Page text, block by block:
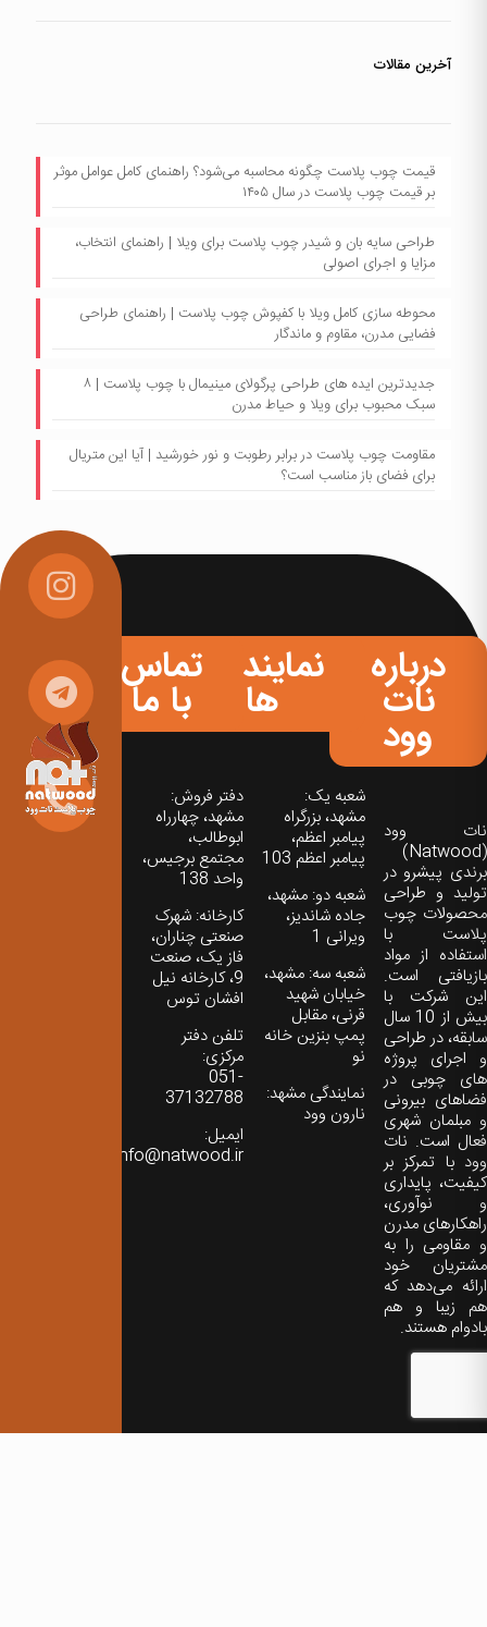
آخرین مقالات
قیمت چوب پلاست چگونه محاسبه می‌شود؟ راهنمای کامل عوامل موثر
بر قیمت چوب پلاست در سال ۱۴۰۵
طراحی سایه بان و شیدر چوب پلاست برای ویلا | راهنمای انتخاب،
مزایا و اجرای اصولی
محوطه سازی کامل ویلا با کفپوش چوب پلاست | راهنمای طراحی
فضایی مدرن، مقاوم و ماندگار
جدیدترین ایده های طراحی پرگولای مینیمال با چوب پلاست | ۸
سبک محبوب برای ویلا و حیاط مدرن
مقاومت چوب پلاست در برابر رطوبت و نور خورشید | آیا این متریال
برای فضای باز مناسب است؟
درباره
نات
وود
نات‌ وود
(Natwood)
برندی پیشرو در
تولید و طراحی
محصولات چوب
پلاست با
استفاده از مواد
بازیافتی است.
این شرکت با
بیش از 10 سال
سابقه، در طراحی
و اجرای پروژه
های چوبی در
فضاهای بیرونی
و مبلمان شهری
فعال است. نات
وود با تمرکز بر
کیفیت، پایداری
و نوآوری،
راهکارهای مدرن
و مقاومی را به
مشتریان خود
ارائه می‌دهد که
هم زیبا و هم
بادوام هستند.
نمایندگی
ها
شعبه یک:
مشهد، بزرگراه
پیامبر اعظم،
پیامبر اعظم 103
شعبه دو: مشهد،
جاده شاندیز،
ویرانی 1
شعبه سه: مشهد،
خیابان شهید
قرنی، مقابل
پمپ بنزین خانه
نو
نمایندگی مشهد:
نارون وود
تماس
با ما
دفتر فروش:
مشهد، چهارراه
ابوطالب،
مجتمع برجیس،
واحد 138
کارخانه: شهرک
صنعتی چناران،
فاز یک، صنعت
9، کارخانه نیل
افشان توس
تلفن دفتر
مرکزی:
051-
37132788
ایمیل:
info@natwood.ir